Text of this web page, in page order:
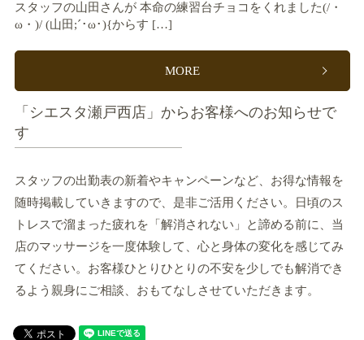
スタッフの山田さんが 本命の練習台チョコをくれました(/・
ω・)/ (山田;´･ω･){からす […]
MORE
「シエスタ瀬戸西店」からお客様へのお知らせで
す
スタッフの出勤表の新着やキャンペーンなど、お得な情報を
随時掲載していきますので、是非ご活用ください。日頃のス
トレスで溜まった疲れを「解消されない」と諦める前に、当
店のマッサージを一度体験して、心と身体の変化を感じてみ
てください。お客様ひとりひとりの不安を少しでも解消でき
るよう親身にご相談、おもてなしさせていただきます。